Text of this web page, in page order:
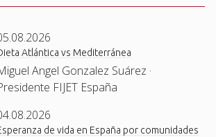
Atlántica vs Mediterránea
Angel Gonzalez Suárez ·
FIJET España
de vida en España por comunidades